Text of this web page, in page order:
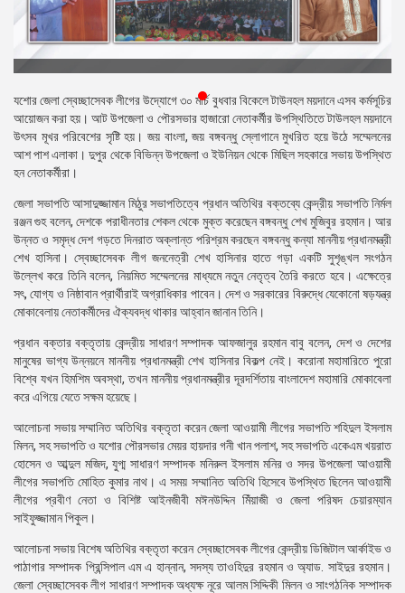
নিউজলেটার
প্রেস
রিলিজ
প্রকাশনা
গ্যালারি
বিএনপি-
সহিংসতা
সংগঠন
নির্বাচনী
ইশতেহার
যশোর জেলা স্বেচ্ছাসেবক লীগের উদ্যোগে ৩০ মার্চ বুধবার বিকেলে টাউনহল ময়দানে এসব কর্মসূচির
আয়োজন করা হয়। আট উপজেলা ও পৌরসভার হাজারো নেতাকর্মীর উপস্থিতিতে টাউলহল ময়দানে
উৎসব মূখর পরিবেশের সৃষ্টি হয়। জয় বাংলা, জয় বঙ্গবন্ধু স্লোগানে মুখরিত হয়ে উঠে সম্মেলনের
আশ পাশ এলাকা। দুপুর থেকে বিভিন্ন উপজেলা ও ইউনিয়ন থেকে মিছিল সহকারে সভায় উপস্থিত
হন নেতাকর্মীরা।
জেলা সভাপতি আসাদুজ্জামান মিঠুর সভাপতিত্বে প্রধান অতিথির বক্তব্যে কেন্দ্রীয় সভাপতি নির্মল
রঞ্জন গুহ বলেন, দেশকে পরাধীনতার শেকল থেকে মুক্ত করেছেন বঙ্গবন্ধু শেখ মুজিবুর রহমান। আর
উন্নত ও সমৃদ্ধ দেশ গড়তে দিনরাত অক্লান্ত পরিশ্রম করছেন বঙ্গবন্ধু কন্যা মাননীয় প্রধানমন্ত্রী
শেখ হাসিনা। স্বেচ্ছাসেবক লীগ জননেত্রী শেখ হাসিনার হাতে গড়া একটি সুশৃঙ্খল সংগঠন
উল্লেখ করে তিনি বলেন, নিয়মিত সম্মেলনের মাধ্যমে নতুন নেতৃত্ব তৈরি করতে হবে। এক্ষেত্রে
সৎ, যোগ্য ও নিষ্ঠাবান প্রার্থীরাই অগ্রাধিকার পাবেন। দেশ ও সরকারের বিরুদ্ধে যেকোনো ষড়যন্ত্র
মোকাবেলায় নেতাকর্মীদের ঐক্যবদ্ধ থাকার আহ্বান জানান তিনি।
প্রধান বক্তার বক্তৃতায় কেন্দ্রীয় সাধারণ সম্পাদক আফজালুর রহমান বাবু বলেন, দেশ ও দেশের
মানুষের ভাগ্য উন্নয়নে মাননীয় প্রধানমন্ত্রী শেখ হাসিনার বিকল্প নেই। করোনা মহামারিতে পুরো
বিশ্বে যখন হিমশিম অবস্থা, তখন মাননীয় প্রধানমন্ত্রীর দূরদর্শিতায় বাংলাদেশ মহামারি মোকাবেলা
করে এগিয়ে যেতে সক্ষম হয়েছে।
আলোচনা সভায় সম্মানিত অতিথির বক্তৃতা করেন জেলা আওয়ামী লীগের সভাপতি শহিদুল ইসলাম
মিলন, সহ সভাপতি ও যশোর পৌরসভার মেয়র হায়দার গনী খান পলাশ, সহ সভাপতি একেএম খয়রাত
হোসেন ও আব্দুল মজিদ, যুগ্ম সাধারণ সম্পাদক মনিরুল ইসলাম মনির ও সদর উপজেলা আওয়ামী
লীগের সভাপতি মোহিত কুমার নাথ। এ সময় সম্মানিত অতিথি হিসেবে উপস্থিত ছিলেন আওয়ামী
লীগের প্রবীণ নেতা ও বিশিষ্ট আইনজীবী মঈনউদ্দিন মিঁয়াজী ও জেলা পরিষদ চেয়ারম্যান
সাইফুজ্জামান পিকুল।
আলোচনা সভায় বিশেষ অতিথির বক্তৃতা করেন স্বেচ্ছাসেবক লীগের কেন্দ্রীয় ডিজিটাল আর্কাইভ ও
পাঠাগার সম্পাদক প্রিন্সিপাল এম এ হান্নান, সদস্য তাওহিদুর রহমান ও অ্যাড. সাইদুর রহমান।
জেলা স্বেচ্ছাসেবক লীগ সাধারণ সম্পাদক অধ্যক্ষ নূরে আলম সিদ্দিকী মিলন ও সাংগঠনিক সম্পাদক